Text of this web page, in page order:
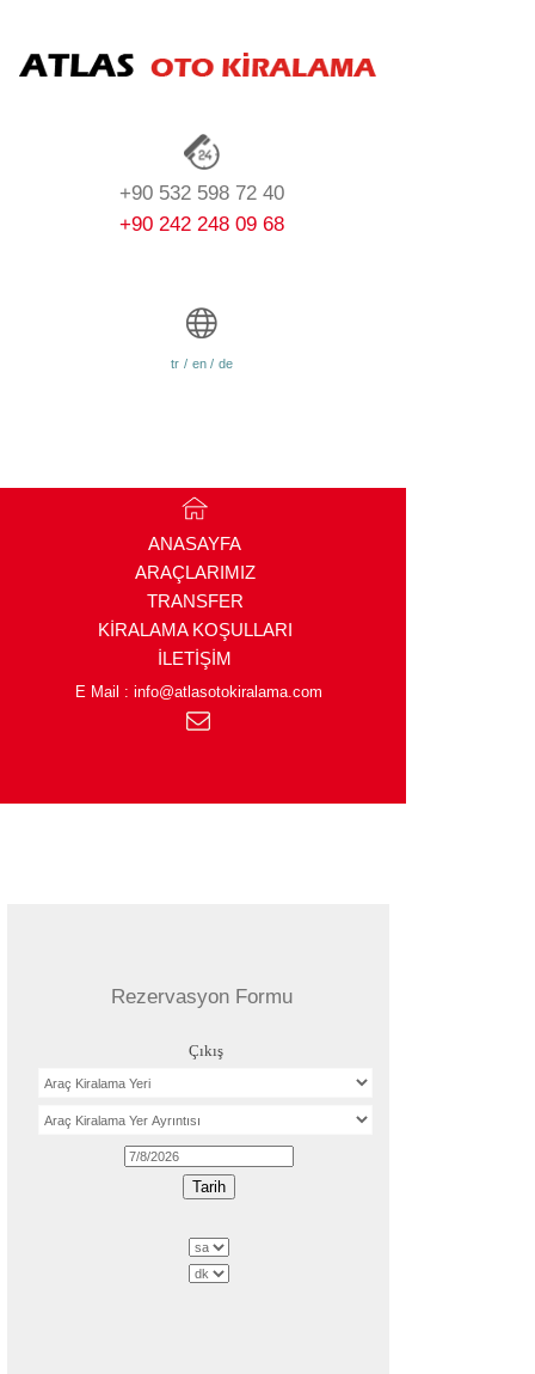
+90 532 598 72 40
+90 242 248 09 68
tr / en / de
ANASAYFA
ARAÇLARIMIZ
TRANSFER
KİRALAMA KOŞULLARI
İLETİŞİM
E Mail : info@atlasotokiralama.com
Rezervasyon Formu
Çıkış